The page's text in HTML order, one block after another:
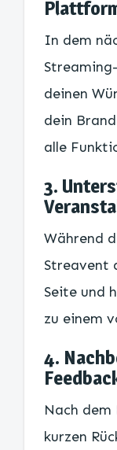
In dem
deinen
dein
alle
3.
Während
Streavent
Seite und
zu einem
4.
Nach dem
kurzen